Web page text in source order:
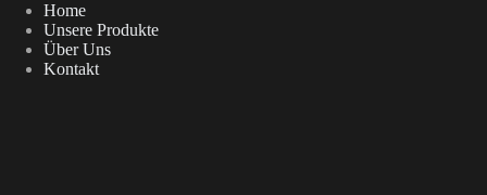
Home
Unsere Produkte
Über Uns
Kontakt